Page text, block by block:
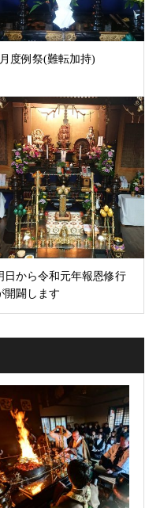
度例祭(難転加持)
日から令和元年報恩修行
開闢します